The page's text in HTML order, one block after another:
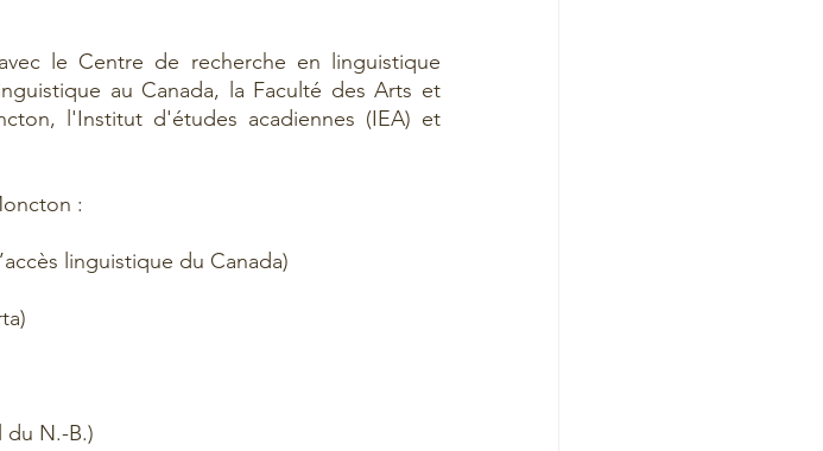
le Centre de recherche en linguistique
au Canada, la Faculté des Arts et
l'Institut d'études acadiennes (IEA) et
:
linguistique du Canada)
du N.-B.)